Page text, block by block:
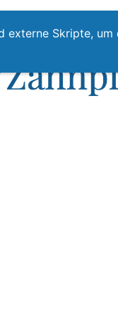
Skripte, um